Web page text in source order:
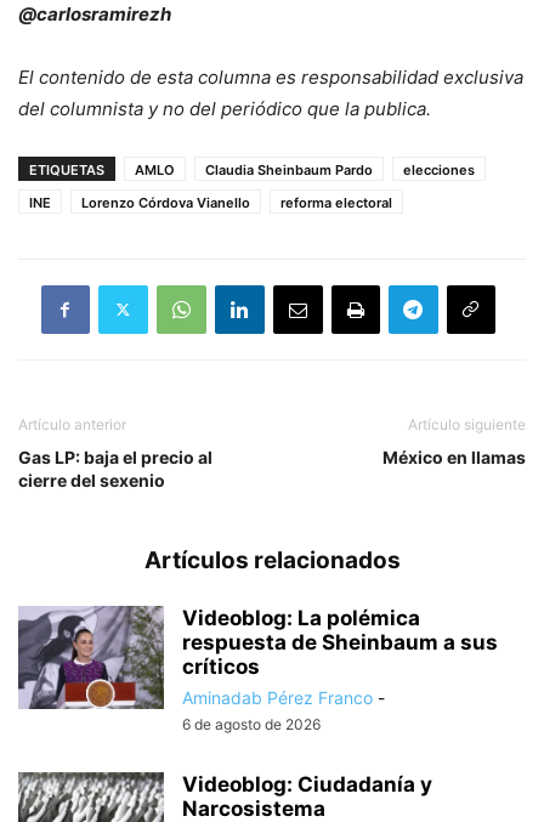
@carlosramirezh
El contenido de esta columna es responsabilidad exclusiva
del columnista y no del periódico que la publica.
ETIQUETAS AMLO Claudia Sheinbaum Pardo
elecciones
INE
Lorenzo Córdova Vianello reforma electoral
Artículo anterior
Gas LP: baja el precio al
cierre del sexenio
Artículo siguiente
México en llamas
Artículos relacionados
Videoblog: La polémica
respuesta de Sheinbaum a sus
críticos
Aminadab Pérez Franco -
6 de agosto de 2026
Videoblog: Ciudadanía y
Narcosistema